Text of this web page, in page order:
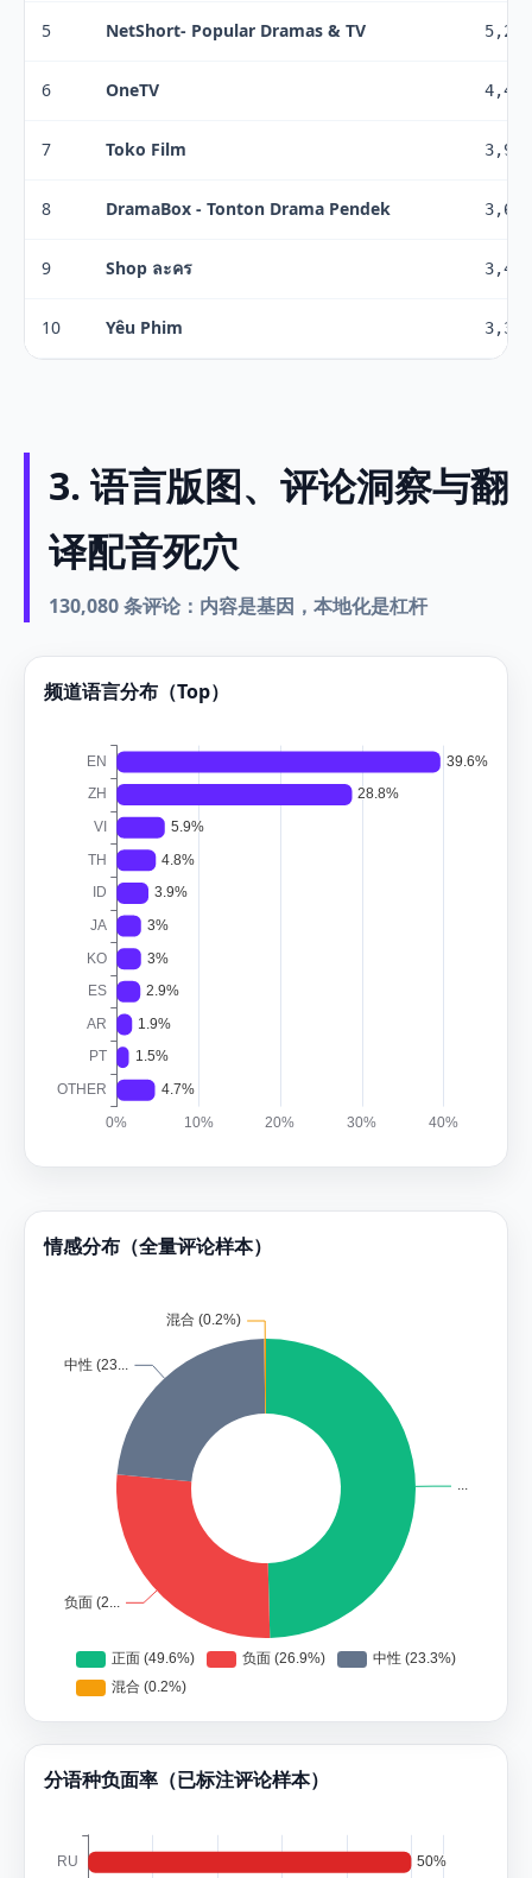
5 NetShort- Popular Dramas & TV
6 OneTV
7 Toko Film
8 DramaBox - Tonton Drama Pendek
9 Shop ละคร
10 Yêu Phim
3. 语言版图、评论洞察与翻
译配音死穴
130,080 条评论：内容是基因，本地化是杠杆
频道语言分布（Top）
情感分布（全量评论样本）
分语种负面率（已标注评论样本）